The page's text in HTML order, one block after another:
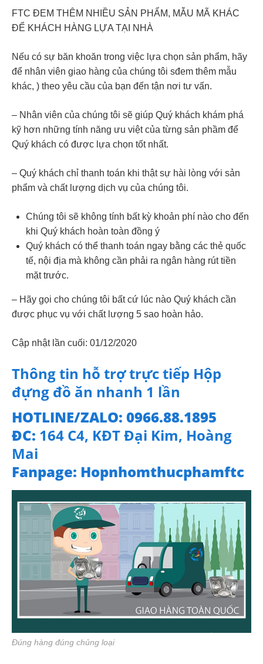
FTC ĐEM THÊM NHIỀU SẢN PHẨM, MẪU MÃ KHÁC
ĐỂ KHÁCH HÀNG LỰA TẠI NHÀ
Nếu có sự băn khoăn trong việc lựa chọn sản phẩm, hãy
để nhân viên giao hàng của chúng tôi sđem thêm mẫu
khác, ) theo yêu cầu của bạn đến tận nơi tư vấn.
– Nhân viên của chúng tôi sẽ giúp Quý khách khám phá
kỹ hơn những tính năng ưu việt của từng sản phầm để
Quý khách có được lựa chọn tốt nhất.
– Quý khách chỉ thanh toán khi thật sự hài lòng với sản
phẩm và chất lượng dịch vụ của chúng tôi.
Chúng tôi sẽ không tính bất kỳ khoản phí nào cho đến
khi Quý khách hoàn toàn đồng ý
Quý khách có thể thanh toán ngay bằng các thẻ quốc
tế, nội địa mà không cần phải ra ngân hàng rút tiền
mặt trước.
– Hãy gọi cho chúng tôi bất cứ lúc nào Quý khách cần
được phục vụ với chất lượng 5 sao hoàn hảo.
Cập nhật lần cuối: 01/12/2020
Thông tin hỗ trợ trực tiếp Hộp
đựng đồ ăn nhanh 1 lần
HOTLINE/ZALO: 0966.88.1895
ĐC: 164 C4, KĐT Đại Kim, Hoàng
Mai
Fanpage: Hopnhomthucphamftc
Đúng hàng đúng chủng loại